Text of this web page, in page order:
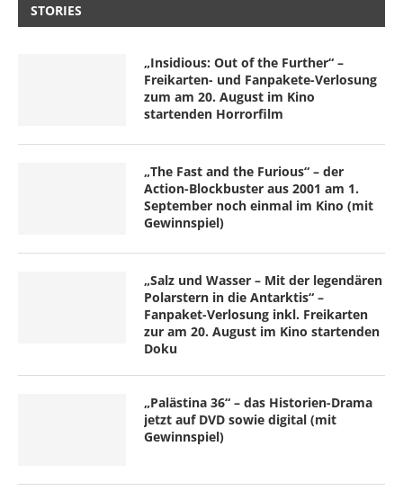
STORIES
„Insidious: Out of the Further“ –
Freikarten- und Fanpakete-Verlosung
zum am 20. August im Kino
startenden Horrorfilm
„The Fast and the Furious“ – der
Action-Blockbuster aus 2001 am 1.
September noch einmal im Kino (mit
Gewinnspiel)
„Salz und Wasser – Mit der legendären
Polarstern in die Antarktis“ –
Fanpaket-Verlosung inkl. Freikarten
zur am 20. August im Kino startenden
Doku
„Palästina 36“ – das Historien-Drama
jetzt auf DVD sowie digital (mit
Gewinnspiel)